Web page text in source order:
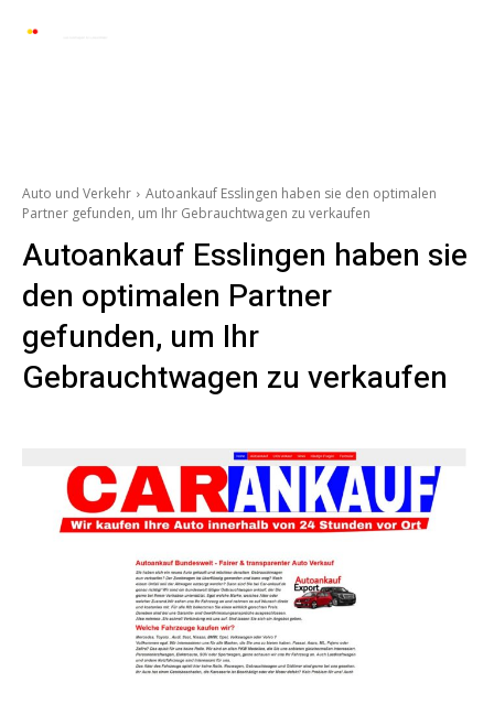
Auto und Verkehr
Autoankauf Esslingen haben sie den optimalen
Partner gefunden, um Ihr Gebrauchtwagen zu verkaufen
Autoankauf Esslingen haben sie
den optimalen Partner
gefunden, um Ihr
Gebrauchtwagen zu verkaufen